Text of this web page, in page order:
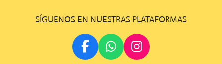
SÍGUENOS EN NUESTRAS PLATAFORMAS
F
W
I